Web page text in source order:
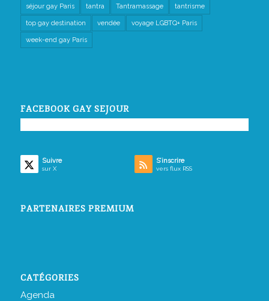
séjour gay Paris tantra Tantramassage tantrisme
top gay destination vendée voyage LGBTQ+ Paris
week-end gay Paris
FACEBOOK GAY SEJOUR
Suivre
sur X
S’inscrire
vers flux RSS
PARTENAIRES PREMIUM
CATÉGORIES
Agenda